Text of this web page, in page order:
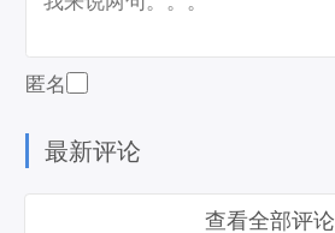
匿名
最新评论
查看全部评论